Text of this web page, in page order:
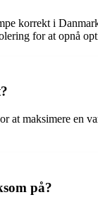
korrekt i
for at opnå
at maksimere en
på?